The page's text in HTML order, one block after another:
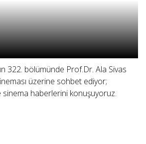
322. bölümünde Prof.Dr. Ala Sivas
üzerine sohbet ediyor;
sinema haberlerini konuşuyoruz.